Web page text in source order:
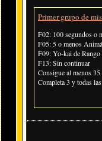
Primer grupo de
F02: 100 segundos o
F05: 5 o menos
F09: Yo-kai de Rango
F13: Sin continuar
Consigue al menos 35
Completa 3 y todas